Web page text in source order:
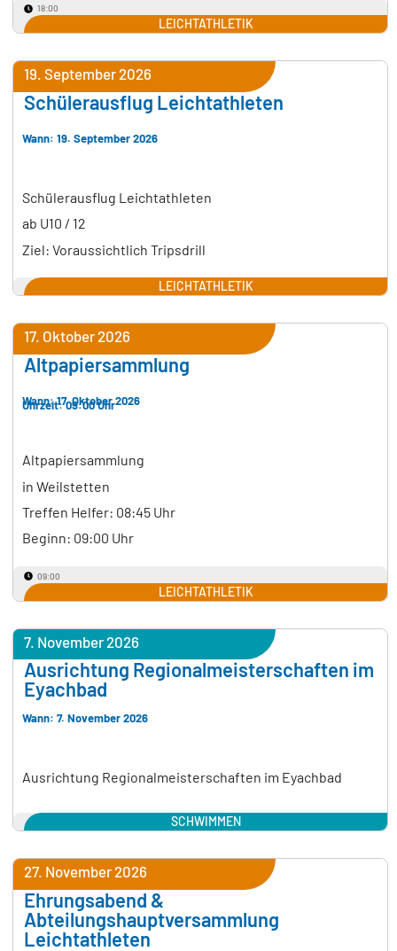
18:00
LEICHTATHLETIK
19. September 2026
Schülerausflug Leichtathleten
Wann: 19. September 2026
Schülerausflug Leichtathleten
ab U10 / 12
Ziel: Voraussichtlich Tripsdrill
LEICHTATHLETIK
17. Oktober 2026
Altpapiersammlung
Wann: 17. Oktober 2026
Uhrzeit: 09:00 Uhr
Altpapiersammlung
in Weilstetten
Treffen Helfer: 08:45 Uhr
Beginn: 09:00 Uhr
09:00
LEICHTATHLETIK
7. November 2026
Ausrichtung Regionalmeisterschaften im
Eyachbad
Wann: 7. November 2026
Ausrichtung Regionalmeisterschaften im Eyachbad
SCHWIMMEN
27. November 2026
Ehrungsabend &
Abteilungshauptversammlung
Leichtathleten